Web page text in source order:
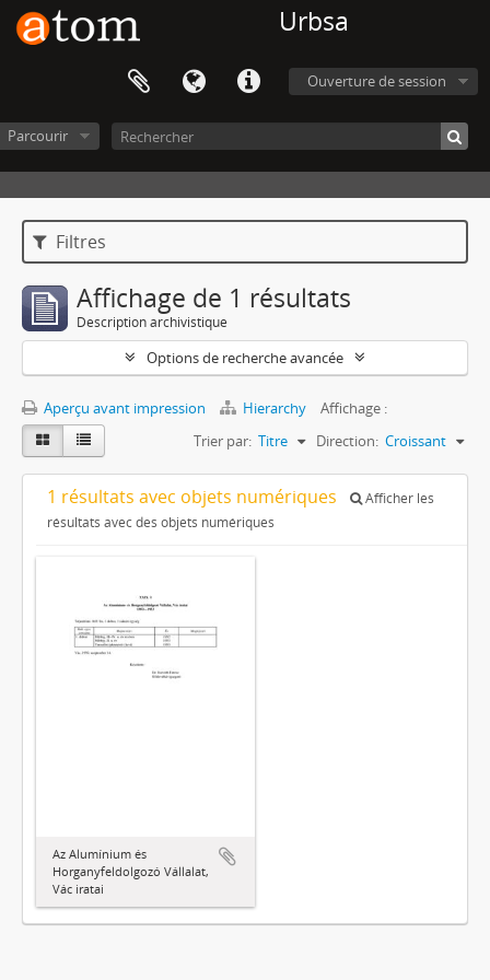
Urbsa
Ouverture de session
Parcourir
Filtres
Affichage de 1 résultats
Description archivistique
Options de recherche avancée
Aperçu avant impression Hierarchy
Affichage :
Trier par: Titre Direction: Croissant
1 résultats avec objets numériques
Afficher les
résultats avec des objets numériques
Az Alumínium és
Horganyfeldolgozó Vállalat,
Vác iratai